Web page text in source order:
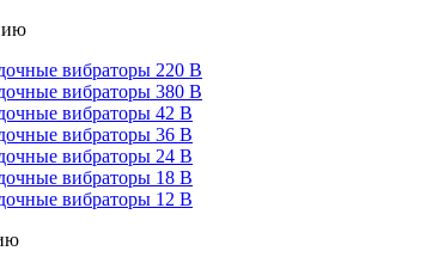
вибраторы 220 В
вибраторы 380 В
вибраторы 42 В
вибраторы 36 В
вибраторы 24 В
вибраторы 18 В
вибраторы 12 В